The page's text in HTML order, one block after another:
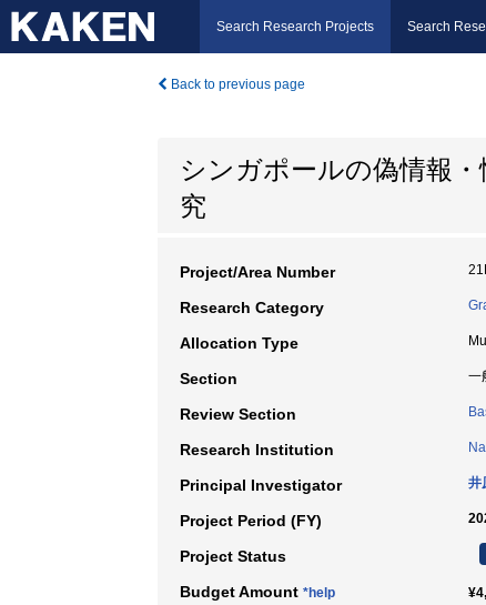
Search Research Projects Search
Back to previous page
シンガポールの偽情報
究
Project/Area Number
Research Category
Allocation Type
Section 一
Review Section
Research Institution
Principal Investigator 井
Project Period (FY)
Project Status
Budget Amount *help